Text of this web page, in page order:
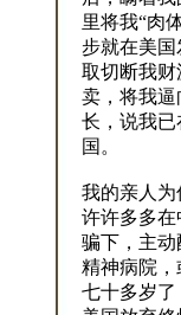
里将我“肉
步就在美国
取切断我
卖，将我
长，说我
国。
我的亲人为
许许多多
骗下，主
精神病院
七十多岁